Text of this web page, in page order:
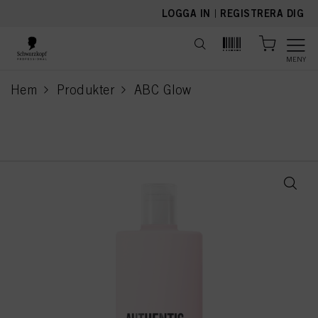
LOGGA IN | REGISTRERA DIG
MENY
Hem Produkter ABC Glow
current page